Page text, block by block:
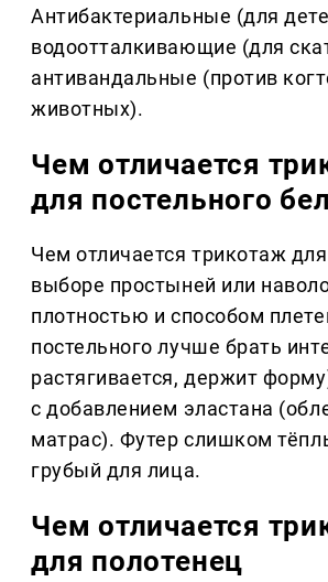
Антибактериальные (для
водоотталкивающие (для
антивандальные (против
животных).
Чем отличается
для постельного
Чем отличается трикотаж
выборе простыней или
плотностью и способом
постельного лучше брать
растягивается, держит
с добавлением эластана
матрас). Футер слишком
грубый для лица.
Чем отличается
для полотенец